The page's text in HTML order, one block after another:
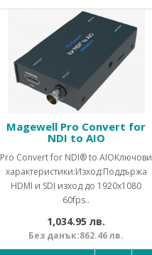
Magewell Pro Convert for
NDI to AIO
Pro Convert for NDI® to AIOКлючови
характеристики:Изход:Поддържа
HDMI и SDI изход до 1920x1080
60fps..
1,034.95 лв.
Без данък:862.46 лв.